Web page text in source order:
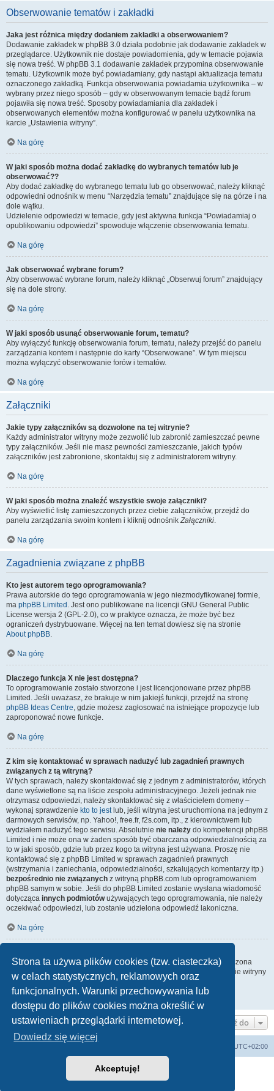
Strona ta używa plików cookies (tzw. ciasteczka)
w celach statystycznych, reklamowych oraz
funkcjonalnych. Warunki przechowywania lub
dostępu do plików cookies można określić w
ustawieniach przeglądarki internetowej.
Dowiedz się więcej
Akceptuję!
Obserwowanie tematów i zakładki
Jaka jest różnica między dodaniem zakładki a obserwowaniem?
Dodawanie zakładek w phpBB 3.0 działa podobnie jak dodawanie zakładek w
przeglądarce. Użytkownik nie dostaje powiadomienia, gdy w temacie pojawia
się nowa treść. W phpBB 3.1 dodawanie zakładek przypomina obserwowanie
tematu. Użytkownik może być powiadamiany, gdy nastąpi aktualizacja tematu
oznaczonego zakładką. Funkcja obserwowania powiadamia użytkownika – w
wybrany przez niego sposób – gdy w obserwowanym temacie bądź forum
pojawiła się nowa treść. Sposoby powiadamiania dla zakładek i
obserwowanych elementów można konfigurować w panelu użytkownika na
karcie „Ustawienia witryny”.
Na górę
W jaki sposób można dodać zakładkę do wybranych tematów lub je
obserwować??
Aby dodać zakładkę do wybranego tematu lub go obserwować, należy kliknąć
odpowiedni odnośnik w menu “Narzędzia tematu” znajdujące się na górze i na
dole wątku.
Udzielenie odpowiedzi w temacie, gdy jest aktywna funkcja “Powiadamiaj o
opublikowaniu odpowiedzi” spowoduje włączenie obserwowania tematu.
Na górę
Jak obserwować wybrane forum?
Aby obserwować wybrane forum, należy kliknąć „Obserwuj forum” znajdujący
się na dole strony.
Na górę
W jaki sposób usunąć obserwowanie forum, tematu?
Aby wyłączyć funkcję obserwowania forum, tematu, należy przejść do panelu
zarządzania kontem i następnie do karty “Obserwowane”. W tym miejscu
można wyłączyć obserwowanie forów i tematów.
Na górę
Załączniki
Jakie typy załączników są dozwolone na tej witrynie?
Każdy administrator witryny może zezwolić lub zabronić zamieszczać pewne
typy załączników. Jeśli nie masz pewności zamieszczanie, jakich typów
załączników jest zabronione, skontaktuj się z administratorem witryny.
Na górę
W jaki sposób można znaleźć wszystkie swoje załączniki?
Aby wyświetlić listę zamieszczonych przez ciebie załączników, przejdź do
panelu zarządzania swoim kontem i kliknij odnośnikZałączniki.
Na górę
Zagadnienia związane z phpBB
Kto jest autorem tego oprogramowania?
Prawa autorskie do tego oprogramowania w jego niezmodyfikowanej formie,
ma phpBB Limited . Jest ono publikowane na licencji GNU General Public
License wersja 2 (GPL-2.0), co w praktyce oznacza, że może być bez
ograniczeń dystrybuowane. Więcej na ten temat dowiesz się na stronie
About phpBB.
Na górę
Dlaczego funkcja X nie jest dostępna?
To oprogramowanie zostało stworzone i jest licencjonowane przez phpBB
Limited. Jeśli uważasz, że brakuje w nim jakiejś funkcji, przejdź na stronę
phpBB Ideas Centre, gdzie możesz zagłosować na istniejące propozycje lub
zaproponować nowe funkcje.
Na górę
Z kim się kontaktować w sprawach nadużyć lub zagadnień prawnych
związanych z tą witryną?
W tych sprawach, należy skontaktować się z jednym z administratorów, których
dane wyświetlone są na liście zespołu administracyjnego. Jeżeli jednak nie
otrzymasz odpowiedzi, należy skontaktować się z właścicielem domeny –
wykonaj sprawdzenie kto to jestlub, jeśli witryna jest uruchomiona na jednym z
darmowych serwisów, np. Yahoo!, free.fr, f2s.com, itp., z kierownictwem lub
wydziałem nadużyć tego serwisu. Absolutnie nie należy do kompetencji phpBB
Limited i nie może ona w żaden sposób być obarczana odpowiedzialnością za
to w jaki sposób, gdzie lub przez kogo ta witryna jest używana. Proszę nie
kontaktować się z phpBB Limited w sprawach zagadnień prawnych
(wstrzymania i zaniechania, odpowiedzialności, szkalujących komentarzy itp.)
bezpośrednio nie związanych z witryną phpBB.com lub oprogramowaniem
phpBB samym w sobie. Jeśli do phpBB Limited zostanie wysłana wiadomość
dotycząca innych podmiotówużywających tego oprogramowania, nie należy
oczekiwać odpowiedzi, lub zostanie udzielona odpowiedź lakoniczna.
Na górę
Wszyscy użytkownicy witryny mogą używać – jeśli funkcja ta jest włączona
przez administratora witryny – formularza „Kontakt z nami”. Członkowie witryny
mogą także używać odnośnika „Zespół administracyjny”.
Na górę
Przejdź do
UTC+02:00
Technologię dostarczaphpBB® Forum Software © phpBB Limited
Polski pakiet językowy dostarcza